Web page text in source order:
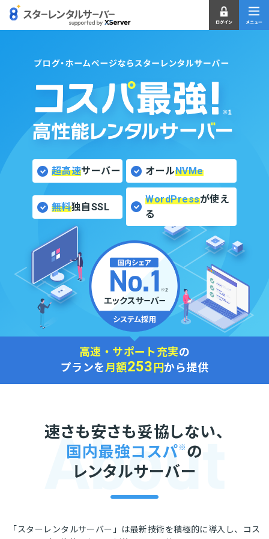
超高速サーバー オールNVMe
無料独自SSL
WordPressが使え
る
高速・サポート充実の
プランを月額253 円から提供
速さも安さも妥協しない、
国内最強コスパ ※ の
レンタルサーバー
「スターレンタルサーバー」は最新技術を積極的に導入し、コス